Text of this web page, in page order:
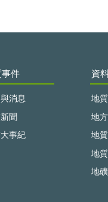
件
消息
聞
事紀
資
地
地
地
地
地